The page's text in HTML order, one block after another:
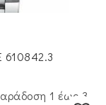
610842.3
1 έως 3